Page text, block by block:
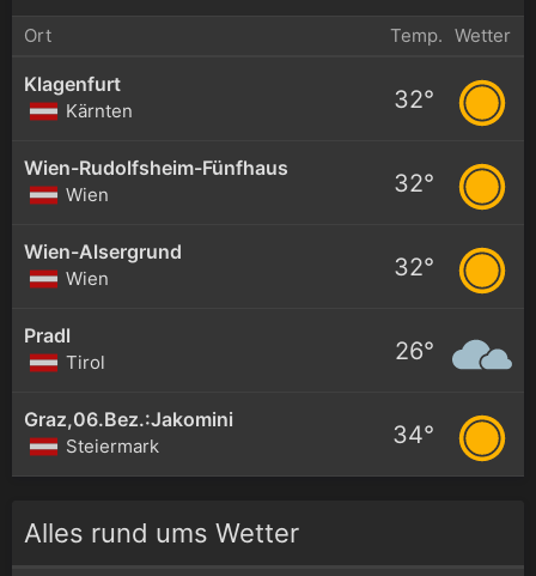
Ort Temp. Wetter
Klagenfurt
Kärnten 32°
Wien-Rudolfsheim-Fünfhaus
Wien 32°
Wien-Alsergrund
Wien 32°
Pradl
Tirol 26°
Graz,06.Bez.:Jakomini
Steiermark 34°
Alles rund ums Wetter